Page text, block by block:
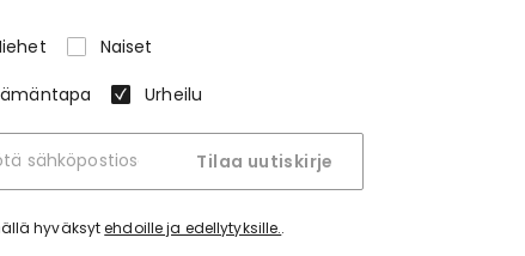
Naiset
Urheilu
Tilaa uutiskirje
hyväksytehdoille ja edellytyksille..